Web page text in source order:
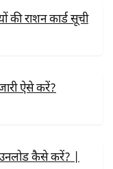
राशन कार्ड सूची
ऐसे करें?
कैसे करें? |